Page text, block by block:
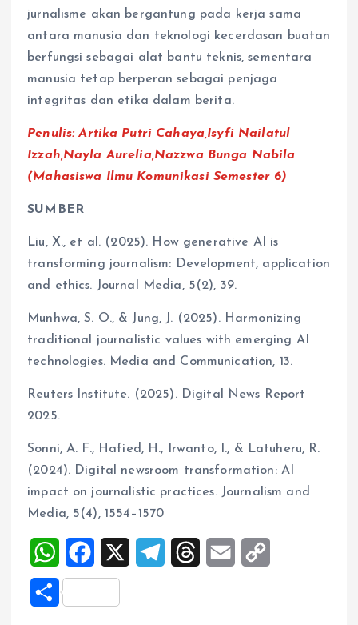
jurnalisme akan bergantung pada kerja sama
antara manusia dan teknologi kecerdasan buatan
berfungsi sebagai alat bantu teknis, sementara
manusia tetap berperan sebagai penjaga
integritas dan etika dalam berita.
Penulis: Artika Putri Cahaya,Isyfi Nailatul
Izzah,Nayla Aurelia,Nazzwa Bunga Nabila
(Mahasiswa Ilmu Komunikasi Semester 6)
SUMBER
Liu, X., et al. (2025). How generative AI is
transforming journalism: Development, application
and ethics. Journal Media, 5(2), 39.
Munhwa, S. O., & Jung, J. (2025). Harmonizing
traditional journalistic values with emerging AI
technologies. Media and Communication, 13.
Reuters Institute. (2025). Digital News Report
2025.
Sonni, A. F., Hafied, H., Irwanto, I., & Latuheru, R.
(2024). Digital newsroom transformation: AI
impact on journalistic practices. Journalism and
Media, 5(4), 1554–1570
W
h
a
a
c
S